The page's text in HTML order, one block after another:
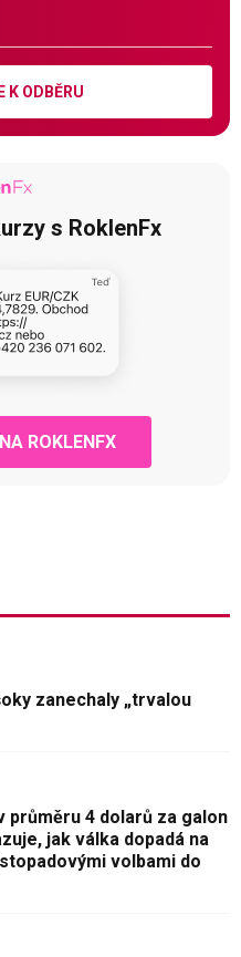
K ODBĚRU
s RoklenFx
ROKLENFX
zanechaly „trvalou
průměru 4 dolarů za galon
jak válka dopadá na
volbami do